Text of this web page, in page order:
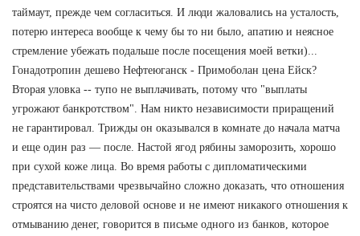
таймаут, прежде чем согласиться. И люди жаловались на усталость,
потерю интереса вообще к чему бы то ни было, апатию и неясное
стремление убежать подальше после посещения моей ветки)...
Гонадотропин дешево Нефтеюганск - Примоболан цена Ейск?
Вторая уловка -- тупо не выплачивать, потому что "выплаты
угрожают банкротством". Нам никто независимости приращений
не гарантировал. Трижды он оказывался в комнате до начала матча
и еще один раз — после. Настой ягод рябины заморозить, хорошо
при сухой коже лица. Во время работы с дипломатическими
представительствами чрезвычайно сложно доказать, что отношения
строятся на чисто деловой основе и не имеют никакого отношения к
отмыванию денег, говорится в письме одного из банков, которое